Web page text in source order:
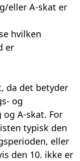
eller A-skat er
hvilken
er
da det betyder
og
A-skat. For
typisk den
eller
den 10. ikke er